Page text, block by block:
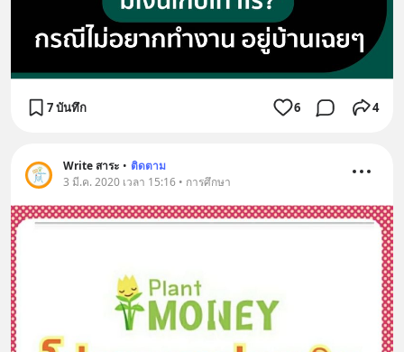
7 บันทึก 6 4
Write สาระ • ติดตาม
3 มี.ค. 2020 เวลา 15:16 • การศึกษา